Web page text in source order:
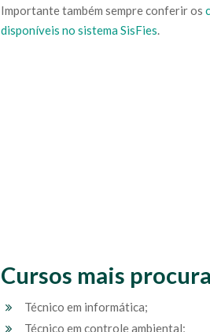
Importante também sempre conferir os
disponíveis no sistema SisFies.
Cursos mais
Técnico em informática;
Técnico em controle ambiental;